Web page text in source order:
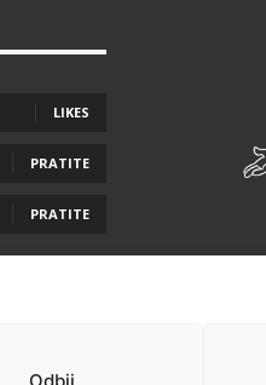
Odbij
LIKES
PRATITE
PRATITE